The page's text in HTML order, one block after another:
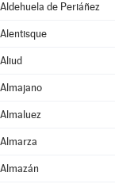
Aldehuela de Periáñez
Alentisque
Aliud
Almajano
Almaluez
Almarza
Almazán